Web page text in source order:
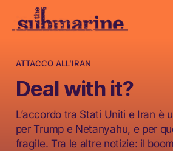
ATTACCO ALL’IRAN
Deal with it?
L’accordo tra Stati Uniti e Iran è
per Trump e Netanyahu, e per
fragile. Tra le altre notizie: il